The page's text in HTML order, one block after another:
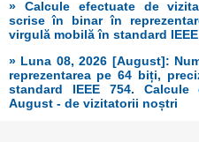
» Calcule efectuate de
scrise în binar în
virgulă mobilă în standard
» Luna 08, 2026 [August]:
reprezentarea pe 64 biți,
standard IEEE 754.
August - de vizitatorii noștri